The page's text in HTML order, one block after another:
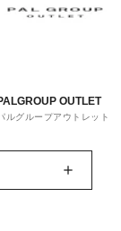
OUTLET
ルグループアウトレット